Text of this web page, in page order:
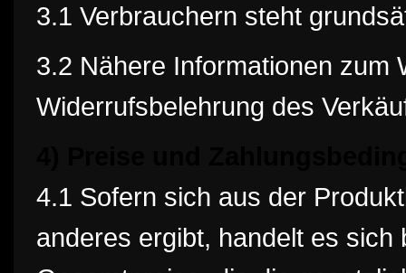
3.1 Verbrauchern steht
3.2 Nähere Informationen zum
Widerrufsbelehrung des
4.1 Sofern sich aus der
anderes ergibt, handelt es